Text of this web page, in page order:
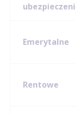
Emerytalne
Rentowe